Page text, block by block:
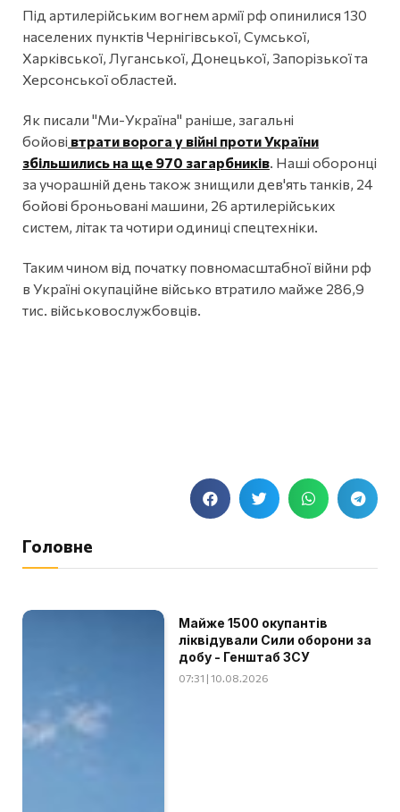
Під артилерійським вогнем армії рф опинилися 130
населених пунктів Чернігівської, Сумської,
Харківської, Луганської, Донецької, Запорізької та
Херсонської областей.
Як писали "Ми-Україна" раніше, загальні
бойові втрати ворога у війні проти України
збільшились на ще 970 загарбників . Наші оборонці
за учорашній день також знищили дев'ять танків, 24
бойові броньовані машини, 26 артилерійських
систем, літак та чотири одиниці спецтехніки.
Таким чином від початку повномасштабної війни рф
в Україні окупаційне військо втратило майже 286,9
тис. військовослужбовців.
Головне
Майже 1500 окупантів
ліквідували Сили оборони за
добу - Генштаб ЗСУ
07:31 | 10.08.2026